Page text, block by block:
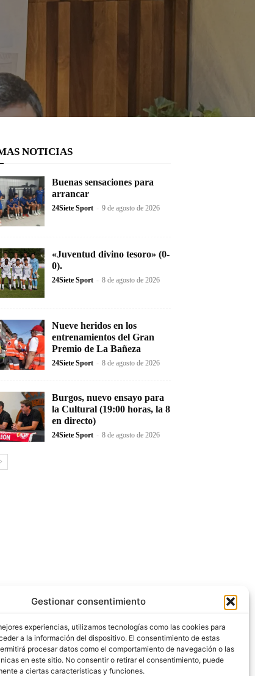
Gestionar consentimiento
experiencias, utilizamos tecnologías como las cookies para
a la información del dispositivo. El consentimiento de estas
procesar datos como el comportamiento de navegación o las
en este sitio. No consentir o retirar el consentimiento, puede
a ciertas características y funciones.
NOTICIAS
Buenas sensaciones para
arrancar
24Siete Sport - 9 de agosto de 2026
«Juventud divino tesoro» (0-
0).
24Siete Sport - 8 de agosto de 2026
Nueve heridos en los
entrenamientos del Gran
Premio de La Bañeza
24Siete Sport - 8 de agosto de 2026
Burgos, nuevo ensayo para
la Cultural (19:00 horas, la 8
en directo)
24Siete Sport - 8 de agosto de 2026